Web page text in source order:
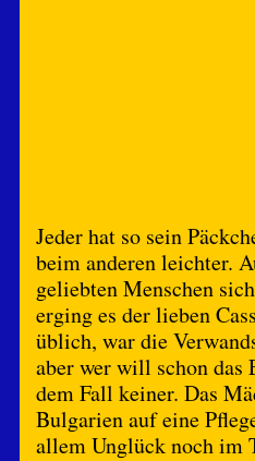
Jeder hat so sein
beim anderen leichter.
geliebten Menschen
erging es der lieben
üblich, war die
aber wer will schon das
dem Fall keiner. Das
Bulgarien auf eine
allem Unglück noch im